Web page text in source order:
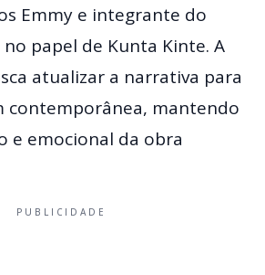
Emmy e integrante do
papel de Kunta Kinte. A
atualizar a narrativa para
contemporânea, mantendo
e emocional da obra
PUBLICIDADE